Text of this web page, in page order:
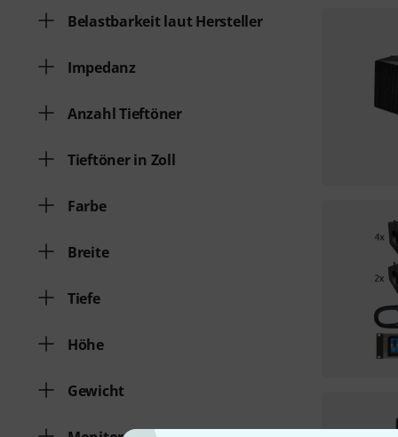
Belastbarkeit laut Hersteller
Impedanz
Anzahl Tieftöner
Tieftöner in Zoll
Farbe
Breite
Tiefe
Höhe
Gewicht